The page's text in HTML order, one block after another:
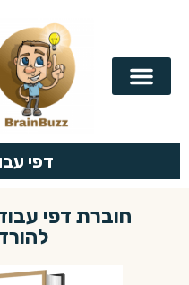
דפי
חוברת דפי